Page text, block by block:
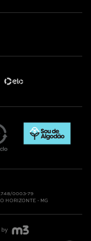
0003-79
HORIZONTE - MG
by